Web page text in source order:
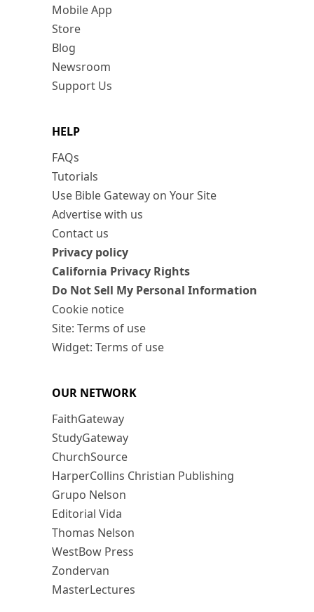
Mobile App
Store
Blog
Newsroom
Support Us
HELP
FAQs
Tutorials
Use Bible Gateway on Your Site
Advertise with us
Contact us
Privacy policy
California Privacy Rights
Do Not Sell My Personal Information
Cookie notice
Site: Terms of use
Widget: Terms of use
OUR NETWORK
FaithGateway
StudyGateway
ChurchSource
HarperCollins Christian Publishing
Grupo Nelson
Editorial Vida
Thomas Nelson
WestBow Press
Zondervan
MasterLectures